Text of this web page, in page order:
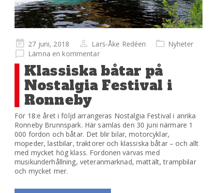
Publicerad
på
27 juni, 2018 Lars-Åke Redéen
Nyheter
Lämna en kommentar
Klassiska båtar på
Nostalgia Festival i
Ronneby
För 18:e året i följd arrangeras Nostalgia Festival i anrika
Ronneby Brunnspark. Här samlas den 30 juni närmare 1
000 fordon och båtar. Det blir bilar, motorcyklar,
mopeder, lastbilar, traktorer och klassiska båtar – och allt
med mycket hög klass. Fordonen värvas med
musikunderhållning, veteranmarknad, mattält, trampbilar
och mycket mer.